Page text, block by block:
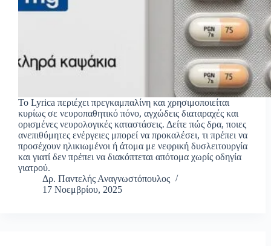
Το Lyrica περιέχει πρεγκαμπαλίνη και χρησιμοποιείται
κυρίως σε νευροπαθητικό πόνο, αγχώδεις διαταραχές και
ορισμένες νευρολογικές καταστάσεις. Δείτε πώς δρα, ποιες
ανεπιθύμητες ενέργειες μπορεί να προκαλέσει, τι πρέπει να
προσέχουν ηλικιωμένοι ή άτομα με νεφρική δυσλειτουργία
και γιατί δεν πρέπει να διακόπτεται απότομα χωρίς οδηγία
γιατρού.
Δρ. Παντελής Αναγνωστόπουλος
17 Νοεμβρίου, 2025